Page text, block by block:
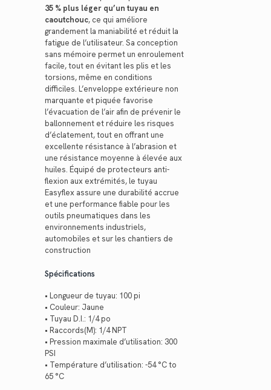
35 % plus léger qu’un tuyau en
caoutchouc, ce qui améliore
grandement la maniabilité et réduit la
fatigue de l’utilisateur. Sa conception
sans mémoire permet un enroulement
facile, tout en évitant les plis et les
torsions, même en conditions
difficiles. L’enveloppe extérieure non
marquante et piquée favorise
l’évacuation de l’air afin de prévenir le
ballonnement et réduire les risques
d’éclatement, tout en offrant une
excellente résistance à l’abrasion et
une résistance moyenne à élevée aux
huiles. Équipé de protecteurs anti-
flexion aux extrémités, le tuyau
Easyflex assure une durabilité accrue
et une performance fiable pour les
outils pneumatiques dans les
environnements industriels,
automobiles et sur les chantiers de
construction
Spécifications
• Longueur de tuyau: 100 pi
• Couleur: Jaune
• Tuyau D.I.: 1/4 po
• Raccords(M): 1/4 NPT
• Pression maximale d’utilisation: 300
PSI
• Température d’utilisation: -54 °C to
65 °C